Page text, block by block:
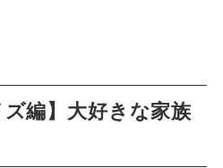
ズ編】大好きな家族